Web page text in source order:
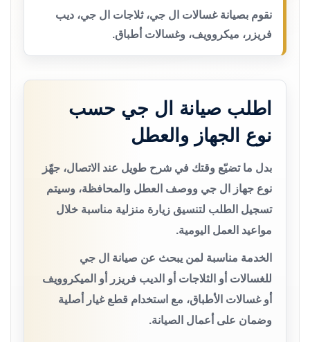
نقوم بصيانة غسالات ال جي، ثلاجات ال جي، ديب
فريزر، ميكروويف، وغسالات أطباق.
اطلب صيانة ال جي حسب
نوع الجهاز والعطل
بدل ما تضيّع وقتك في شرح طويل عند الاتصال، جهّز
نوع جهاز ال جي ووصف العطل والمحافظة، وسيتم
تسجيل الطلب لتنسيق زيارة منزلية مناسبة خلال
مواعيد العمل اليومية.
الخدمة مناسبة لمن يبحث عن صيانة ال جي
للغسالات أو الثلاجات أو الديب فريزر أو الميكروويف
أو غسالات الأطباق، مع استخدام قطع غيار أصلية
وضمان على أعمال الصيانة.